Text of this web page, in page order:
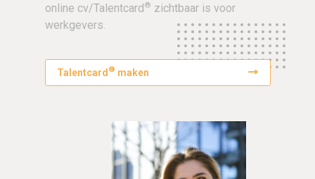
online cv/Talentcard® zichtbaar is voor
werkgevers.
Talentcard ® maken